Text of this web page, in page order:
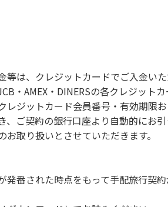
等は、クレジットカードでご入金いた
・AMEX・DINERSの各クレジット
ジットカード会員番号・有効期限
、ご契約の銀行口座より自動的にお
お取り扱いとさせていただきます。
番された時点をもって手配旅行契約